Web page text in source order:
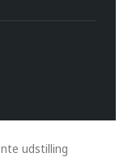
udstilling